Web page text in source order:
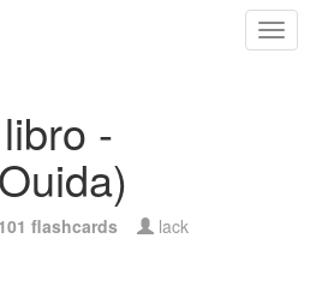
-
101 flashcards lack